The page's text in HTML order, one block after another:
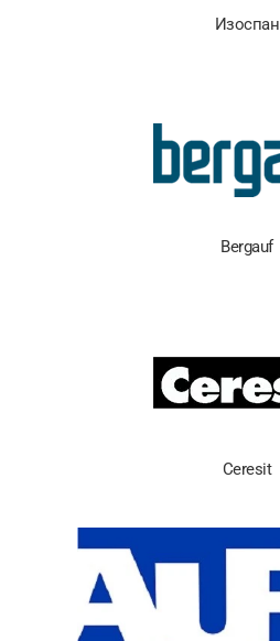
Изоспан
Bergauf
Ceresit